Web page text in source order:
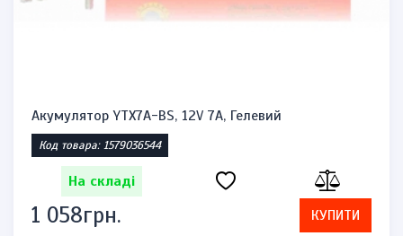
Акумулятор YTX7A-BS, 12V 7A, Гелевий
Код товара: 1579036544
На складі
1 058грн. КУПИТИ